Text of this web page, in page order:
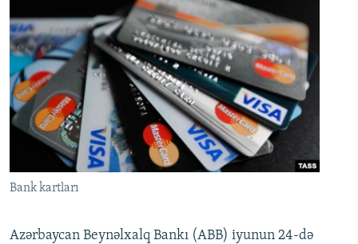
Bank kartları
Azərbaycan Beynəlxalq Bankı (ABB) iyunun 24-də